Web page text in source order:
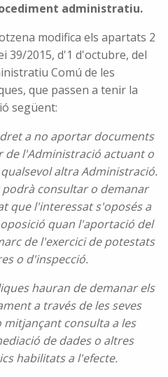
administratiu.
modifica els apartats 2
39/2015, d'1 d'octubre, del
Comú de les
que passen a tenir la
següent:
a no aportar documents
de l'Administració actuant o
altra Administració.
consultar o demanar
que l'interessat s'oposés a
quan l'aportació del
de l'exercici de potestats
o d'inspecció.
hauran de demanar els
a través de les seves
consulta a les
de dades o altres
habilitats a l'efecte.